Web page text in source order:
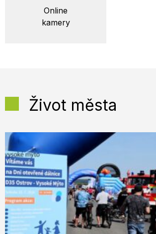
Online
kamery
Život města